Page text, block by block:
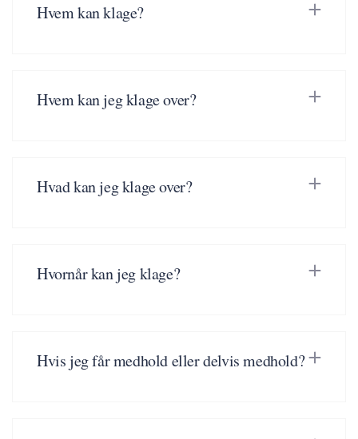
Hvem kan klage?
Hvem kan jeg klage over?
Hvad kan jeg klage over?
Hvornår kan jeg klage?
Hvis jeg får medhold eller delvis medhold?